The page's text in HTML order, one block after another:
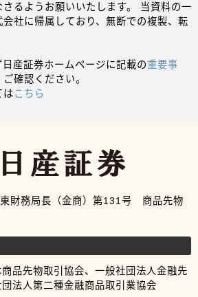
るようお願いいたします。 当資料の一
社に帰属しており、無断での複製、転
産証券ホームページに記載の重要事
確認ください。
はこちら
財務局長（金商）第131号 商品先物
品先物取引協会、一般社団法人金融先
法人第二種金融商品取引業協会